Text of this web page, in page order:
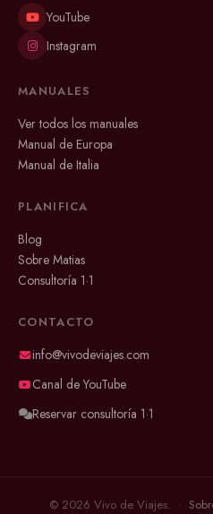
YouTube
Instagram
MANUALES
Ver todos los manuales
Manual de Europa
Manual de Italia
PLANIFICA
Blog
Sobre Matias
Consultoría 1·1
CONTACTO
info@vivodeviajes.com
Canal de YouTube
Reservar consultoría 1·1
© 2026 Vivo de Viajes. ·